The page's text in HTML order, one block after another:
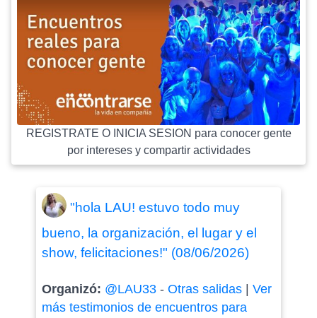
REGISTRATE O INICIA SESION para conocer gente
por intereses y compartir actividades
"hola LAU! estuvo todo muy
bueno, la organización, el lugar y el
show, felicitaciones!" (08/06/2026)
Organizó: @LAU33- Otras salidas| Ver
más testimonios de encuentros para